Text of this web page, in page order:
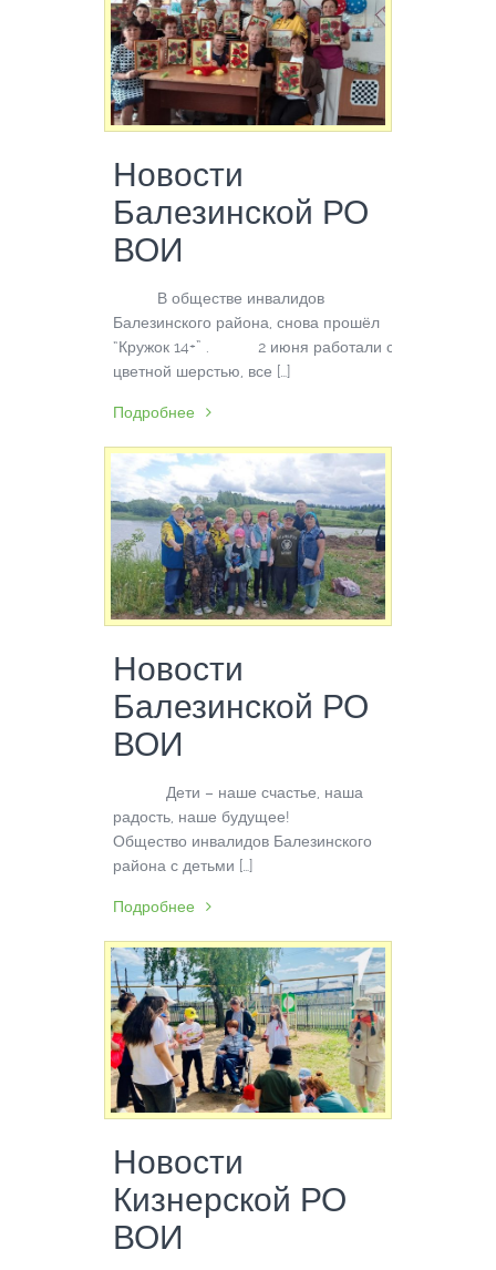
Новости
Балезинской РО
ВОИ
В обществе инвалидов
Балезинского района, снова прошёл
“Кружок 14+” . 2 июня работали с
цветной шерстью, все […]
Подробнее
Новости
Балезинской РО
ВОИ
Дети – наше счастье, наша
радость, наше будущее!
Общество инвалидов Балезинского
района с детьми […]
Подробнее
Новости
Кизнерской РО
ВОИ